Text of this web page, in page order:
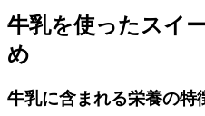
牛乳を使ったスイ
め
牛乳に含まれる栄養の特